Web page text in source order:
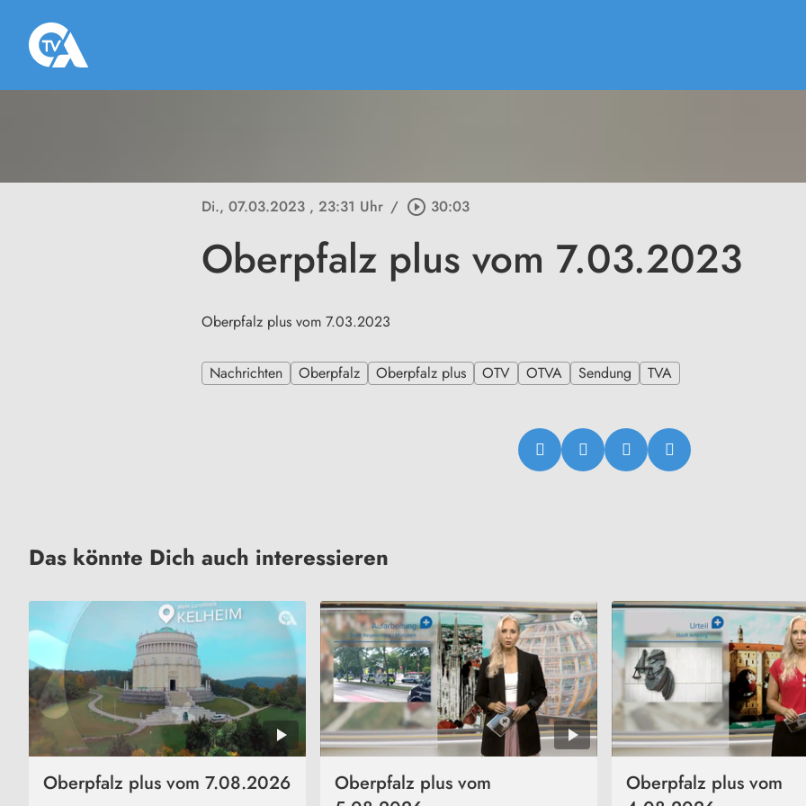
Di., 07.03.2023 , 23:31 Uhr / play_circle_outline 30:03
Oberpfalz plus vom 7.03.2023
Oberpfalz plus vom 7.03.2023
Nachrichten Oberpfalz Oberpfalz plus OTV OTVA Sendung TVA
Das könnte Dich auch interessieren
Oberpfalz plus vom 7.08.2026
Oberpfalz plus vom
Oberpfalz plus vom